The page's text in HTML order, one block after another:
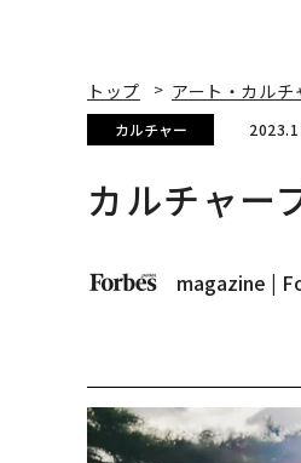
トップ アート・カルチ
カルチャー
カルチャー
magazine |